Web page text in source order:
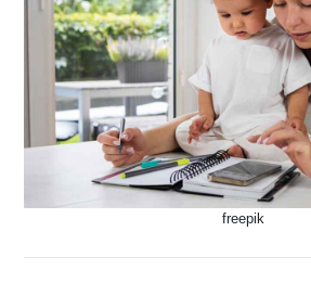
freepik